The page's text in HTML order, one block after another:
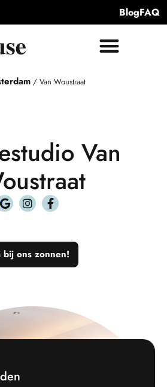
BlogFAQ
/ Van Woustraat
Van
bij ons zonnen!